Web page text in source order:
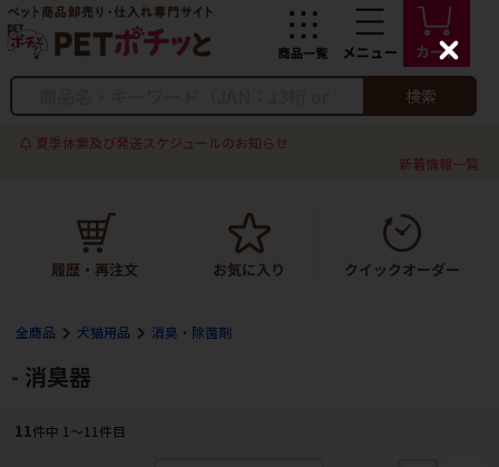
検索
夏季休業及び発送スケジュールのお知らせ
新着情報一覧
全商品 犬猫用品 消臭・除菌剤
消臭器
11件中 1〜11件目
C
l
s